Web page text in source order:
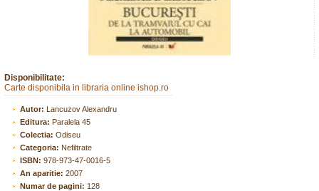
Disponibilitate:
Carte disponibila in libraria online ishop.ro
Autor: Lancuzov Alexandru
Editura: Paralela 45
Colectia: Odiseu
Categoria: Nefiltrate
ISBN: 978-973-47-0016-5
An aparitie: 2007
Numar de pagini: 128